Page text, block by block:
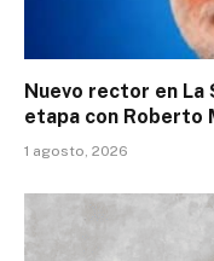
Nuevo rector en La
etapa con Roberto
1 agosto, 2026